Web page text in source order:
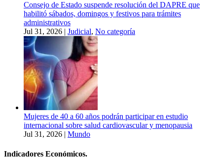
Consejo de Estado suspende resolución del DAPRE que
habilitó sábados, domingos y festivos para trámites
administrativos
Jul 31, 2026 | Judicial, No categoría
Mujeres de 40 a 60 años podrán participar en estudio
internacional sobre salud cardiovascular y menopausia
Jul 31, 2026 | Mundo
Indicadores Económicos.